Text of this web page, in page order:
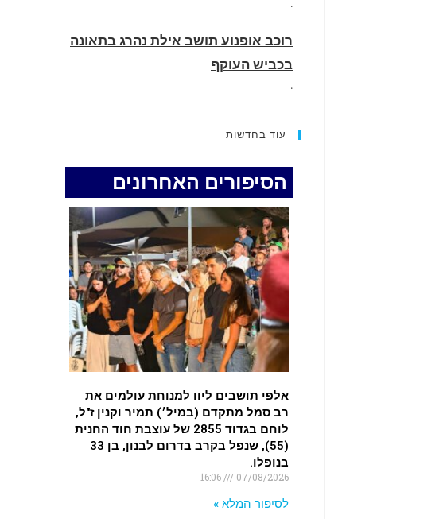
.
רוכב אופנוע תושב אילת נהרג בתאונה
בכביש העוקף
.
זוג שיחד עם ילדיהם יצאו למסע גניבות
באילת.
האדמה רועדת- סדרת רעידות אדמה
בחצי האי סיני
רכב התנגש במעקה בטיחות בכביש 90
בסמוך לעין חצבה. פצועים
עוד בחדשות
הסיפורים האחרונים
אלפי תושבים ליוו למנוחת עולמים את
רב סמל מתקדם (במיל׳) תמיר וקנין ז"ל,
לוחם בגדוד 2855 של עוצבת חוד החנית
(55), שנפל בקרב בדרום לבנון, בן 33
בנופלו.
07/08/2026
לסיפור המלא »